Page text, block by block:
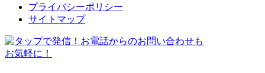
プライバシーポリシー
サイトマップ